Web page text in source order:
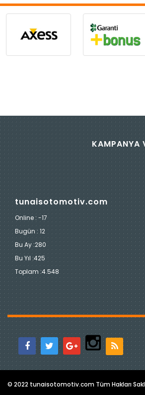
KAMPANYA
tunaisotomotiv.com
Online : -17
Bugün : 12
Bu Ay :280
Bu Yıl :425
Toplam :4.548
© 2022 tunaisotomotiv.com Tüm Hakları